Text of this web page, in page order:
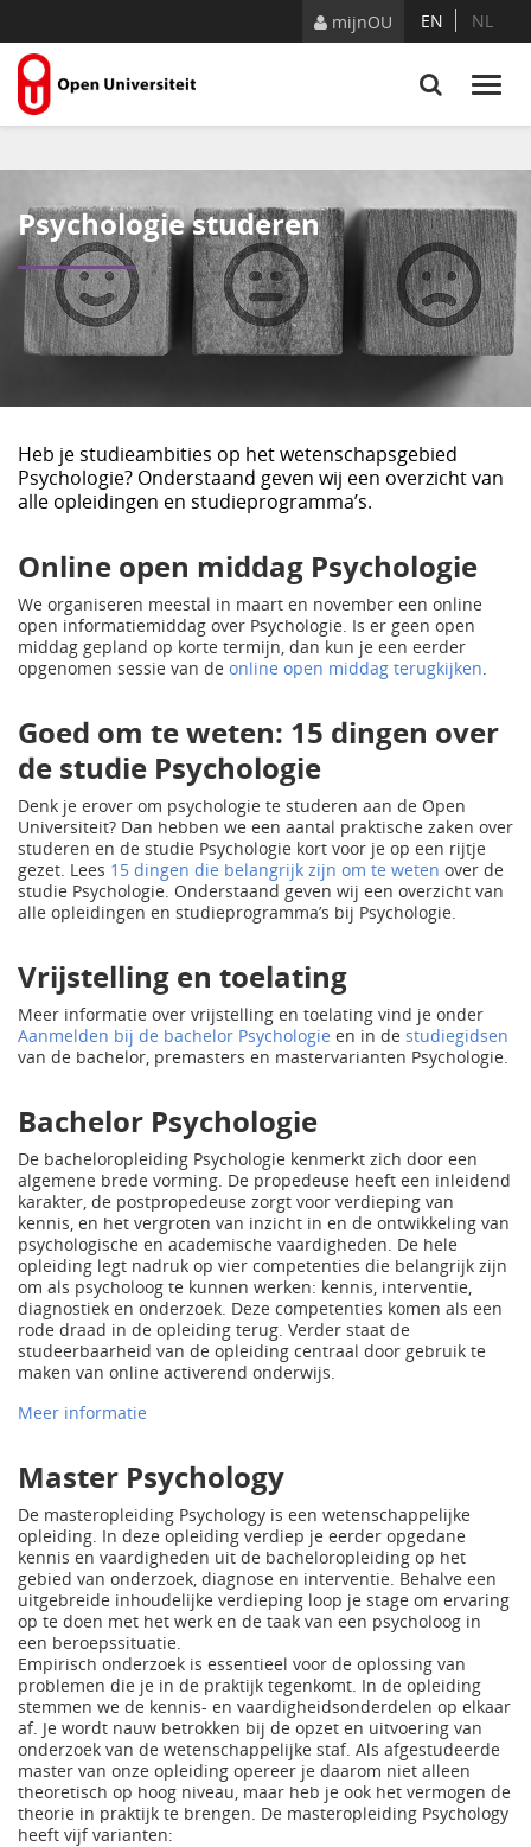
mijnOU EN NL
Psychologie studeren
Heb je studieambities op het wetenschapsgebied
Psychologie? Onderstaand geven wij een overzicht van
alle opleidingen en studieprogramma’s.
Online open middag Psychologie
We organiseren meestal in maart en november een online
open informatiemiddag over Psychologie. Is er geen open
middag gepland op korte termijn, dan kun je een eerder
opgenomen sessie van de online open middag terugkijken.
Goed om te weten: 15 dingen over
de studie Psychologie
Denk je erover om psychologie te studeren aan de Open
Universiteit? Dan hebben we een aantal praktische zaken over
studeren en de studie Psychologie kort voor je op een rijtje
gezet. Lees 15 dingen die belangrijk zijn om te weten over de
studie Psychologie. Onderstaand geven wij een overzicht van
alle opleidingen en studieprogramma’s bij Psychologie.
Vrijstelling en toelating
Meer informatie over vrijstelling en toelating vind je onder
Aanmelden bij de bachelor Psychologie en in de studiegidsen
van de bachelor, premasters en mastervarianten Psychologie.
Bachelor Psychologie
De bacheloropleiding Psychologie kenmerkt zich door een
algemene brede vorming. De propedeuse heeft een inleidend
karakter, de postpropedeuse zorgt voor verdieping van
kennis, en het vergroten van inzicht in en de ontwikkeling van
psychologische en academische vaardigheden. De hele
opleiding legt nadruk op vier competenties die belangrijk zijn
om als psycholoog te kunnen werken: kennis, interventie,
diagnostiek en onderzoek. Deze competenties komen als een
rode draad in de opleiding terug. Verder staat de
studeerbaarheid van de opleiding centraal door gebruik te
maken van online activerend onderwijs.
Meer informatie
Master Psychology
De masteropleiding Psychology is een wetenschappelijke
opleiding. In deze opleiding verdiep je eerder opgedane
kennis en vaardigheden uit de bacheloropleiding op het
gebied van onderzoek, diagnose en interventie. Behalve een
uitgebreide inhoudelijke verdieping loop je stage om ervaring
op te doen met het werk en de taak van een psycholoog in
een beroepssituatie.
Empirisch onderzoek is essentieel voor de oplossing van
problemen die je in de praktijk tegenkomt. In de opleiding
stemmen we de kennis- en vaardigheidsonderdelen op elkaar
af. Je wordt nauw betrokken bij de opzet en uitvoering van
onderzoek van de wetenschappelijke staf. Als afgestudeerde
master van onze opleiding opereer je daarom niet alleen
theoretisch op hoog niveau, maar heb je ook het vermogen de
theorie in praktijk te brengen. De masteropleiding Psychology
heeft vijf varianten: